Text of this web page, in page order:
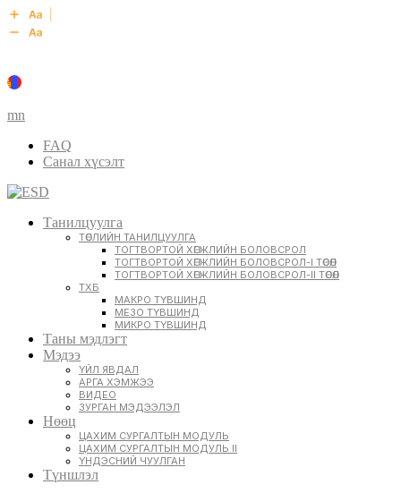
mn
FAQ
Санал хүсэлт
Танилцуулга
ТӨСЛИЙН ТАНИЛЦУУЛГА
ТОГТВОРТОЙ ХӨГЖЛИЙН БОЛОВСРОЛ
ТОГТВОРТОЙ ХӨГЖЛИЙН БОЛОВСРОЛ-I ТӨСӨЛ
ТОГТВОРТОЙ ХӨГЖЛИЙН БОЛОВСРОЛ-II ТӨСӨЛ
ТХБ
МАКРО ТҮВШИНД
МЕЗО ТҮВШИНД
МИКРО ТҮВШИНД
Таны мэдлэгт
Мэдээ
ҮЙЛ ЯВДАЛ
АРГА ХЭМЖЭЭ
ВИДЕО
ЗУРГАН МЭДЭЭЛЭЛ
Нөөц
ЦАХИМ СУРГАЛТЫН МОДУЛЬ
ЦАХИМ СУРГАЛТЫН МОДУЛЬ II
ҮНДЭСНИЙ ЧУУЛГАН
Түншлэл